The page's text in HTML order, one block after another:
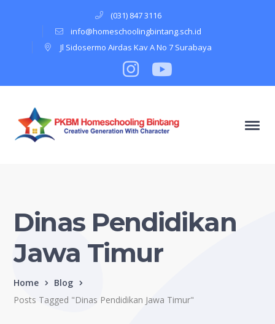
(031) 847 3116
info@homeschoolingbintang.sch.id
Jl Sidosermo Airdas Kav A No 7 Surabaya
Instagram
Profile
Youtube
Dinas Pendidikan
Jawa Timur
Home
Blog
Posts Tagged "Dinas Pendidikan Jawa Timur"